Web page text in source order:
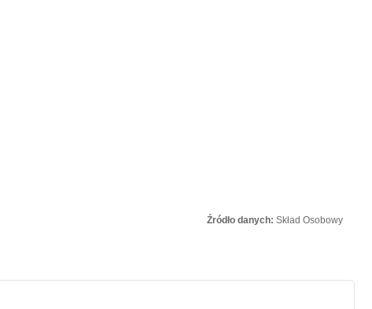
Źródło danych: Skład Osobowy